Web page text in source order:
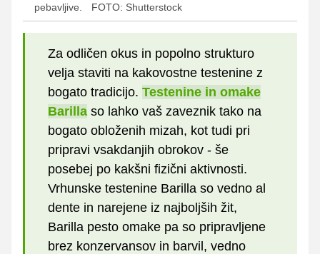
pebavljive.
FOTO: Shutterstock
Za odličen okus in popolno strukturo
velja staviti na kakovostne testenine z
bogato tradicijo. Testenine in omake
Barilla so lahko vaš zaveznik tako na
bogato obloženih mizah, kot tudi pri
pripravi vsakdanjih obrokov - še
posebej po kakšni fizični aktivnosti.
Vrhunske testenine Barilla so vedno al
dente in narejene iz najboljših žit,
Barilla pesto omake pa so pripravljene
brez konzervansov in barvil, vedno